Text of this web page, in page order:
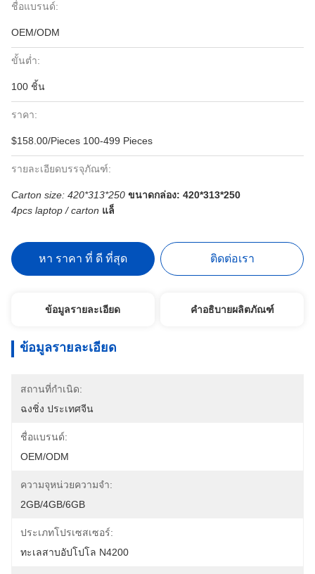
ชื่อแบรนด์:
OEM/ODM
ขั้นต่ำ:
100 ชิ้น
ราคา:
$158.00/Pieces 100-499 Pieces
รายละเอียดบรรจุภัณฑ์:
Carton size: 420*313*250 ขนาดกล่อง: 420*313*250
4pcs laptop / carton แล็
หา ราคา ที่ ดี ที่สุด ติดต่อเรา
ข้อมูลรายละเอียด คำอธิบายผลิตภัณฑ์
ข้อมูลรายละเอียด
สถานที่กำเนิด:
ฉงชิ่ง ประเทศจีน
ชื่อแบรนด์:
OEM/ODM
ความจุหน่วยความจำ:
2GB/4GB/6GB
ประเภทโปรเซสเซอร์:
ทะเลสาบอัปโปโล N4200